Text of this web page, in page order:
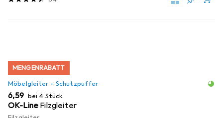
MENGENRABATT
Möbelgleiter + Schutzpuffer
EUR
6,59 bei 4 Stück
OK-Line Filzgleiter